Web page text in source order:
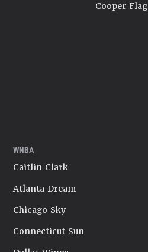
Cooper
WNBA
Caitlin Clark
Atlanta Dream
Chicago Sky
Connecticut Sun